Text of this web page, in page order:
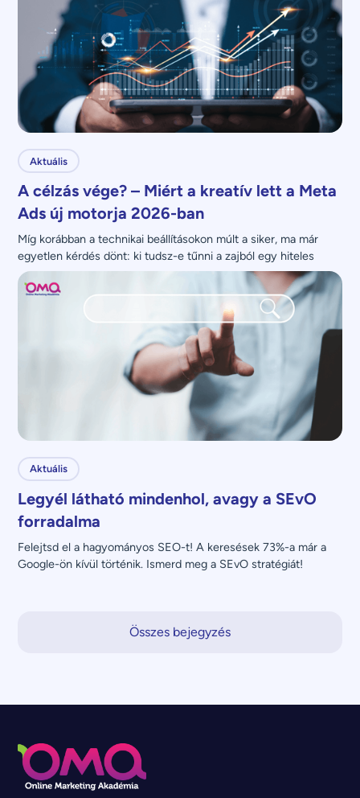
Aktuális
A célzás vége? – Miért a kreatív lett a Meta
Ads új motorja 2026-ban
Míg korábban a technikai beállításokon múlt a siker, ma már
egyetlen kérdés dönt: ki tudsz-e tűnni a zajból egy hiteles
üzenettel?
Aktuális
Legyél látható mindenhol, avagy a SEvO
forradalma
Felejtsd el a hagyományos SEO-t! A keresések 73%-a már a
Google-ön kívül történik. Ismerd meg a SEvO stratégiát!
Összes bejegyzés